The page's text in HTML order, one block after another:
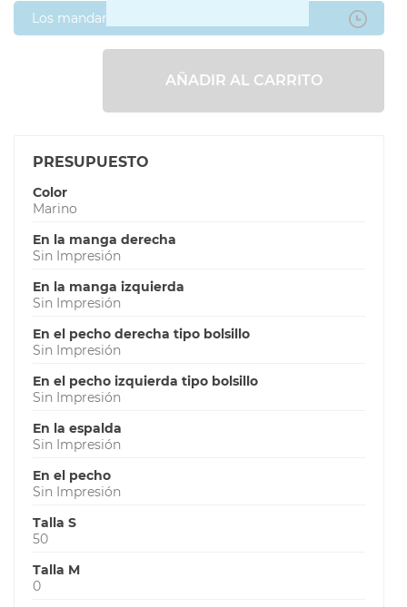
Los mandaré después
AÑADIR AL CARRITO
PRESUPUESTO
Color
Marino
En la manga derecha
Sin Impresión
En la manga izquierda
Sin Impresión
En el pecho derecha tipo bolsillo
Sin Impresión
En el pecho izquierda tipo bolsillo
Sin Impresión
En la espalda
Sin Impresión
En el pecho
Sin Impresión
Talla S
50
Talla M
0